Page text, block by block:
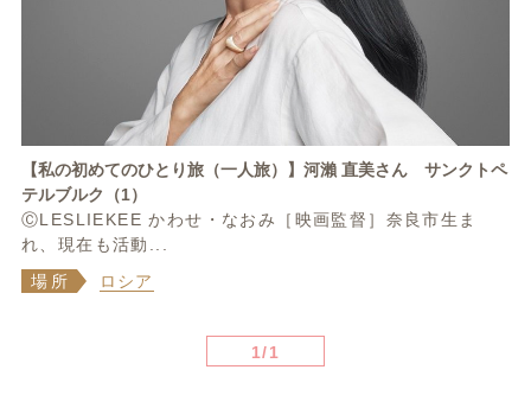
【私の初めてのひとり旅（一人旅）】河瀨 直美さん サンクトペ
テルブルク（1）
ⒸLESLIEKEE かわせ・なおみ［映画監督］奈良市生ま
れ、現在も活動...
場所
ロシア
1/1